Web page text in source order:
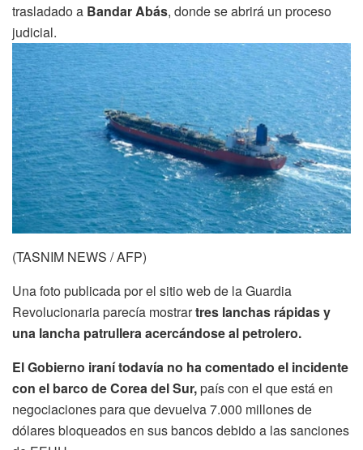
trasladado a Bandar Abás, donde se abrirá un proceso
judicial.
(TASNIM NEWS / AFP)
Una foto publicada por el sitio web de la Guardia
Revolucionaria parecía mostrartres lanchas rápidas y
una lancha patrullera acercándose al petrolero.
El Gobierno iraní todavía no ha comentado el incidente
con el barco de Corea del Sur,país con el que está en
negociaciones para que devuelva 7.000 millones de
dólares bloqueados en sus bancos debido a las sanciones